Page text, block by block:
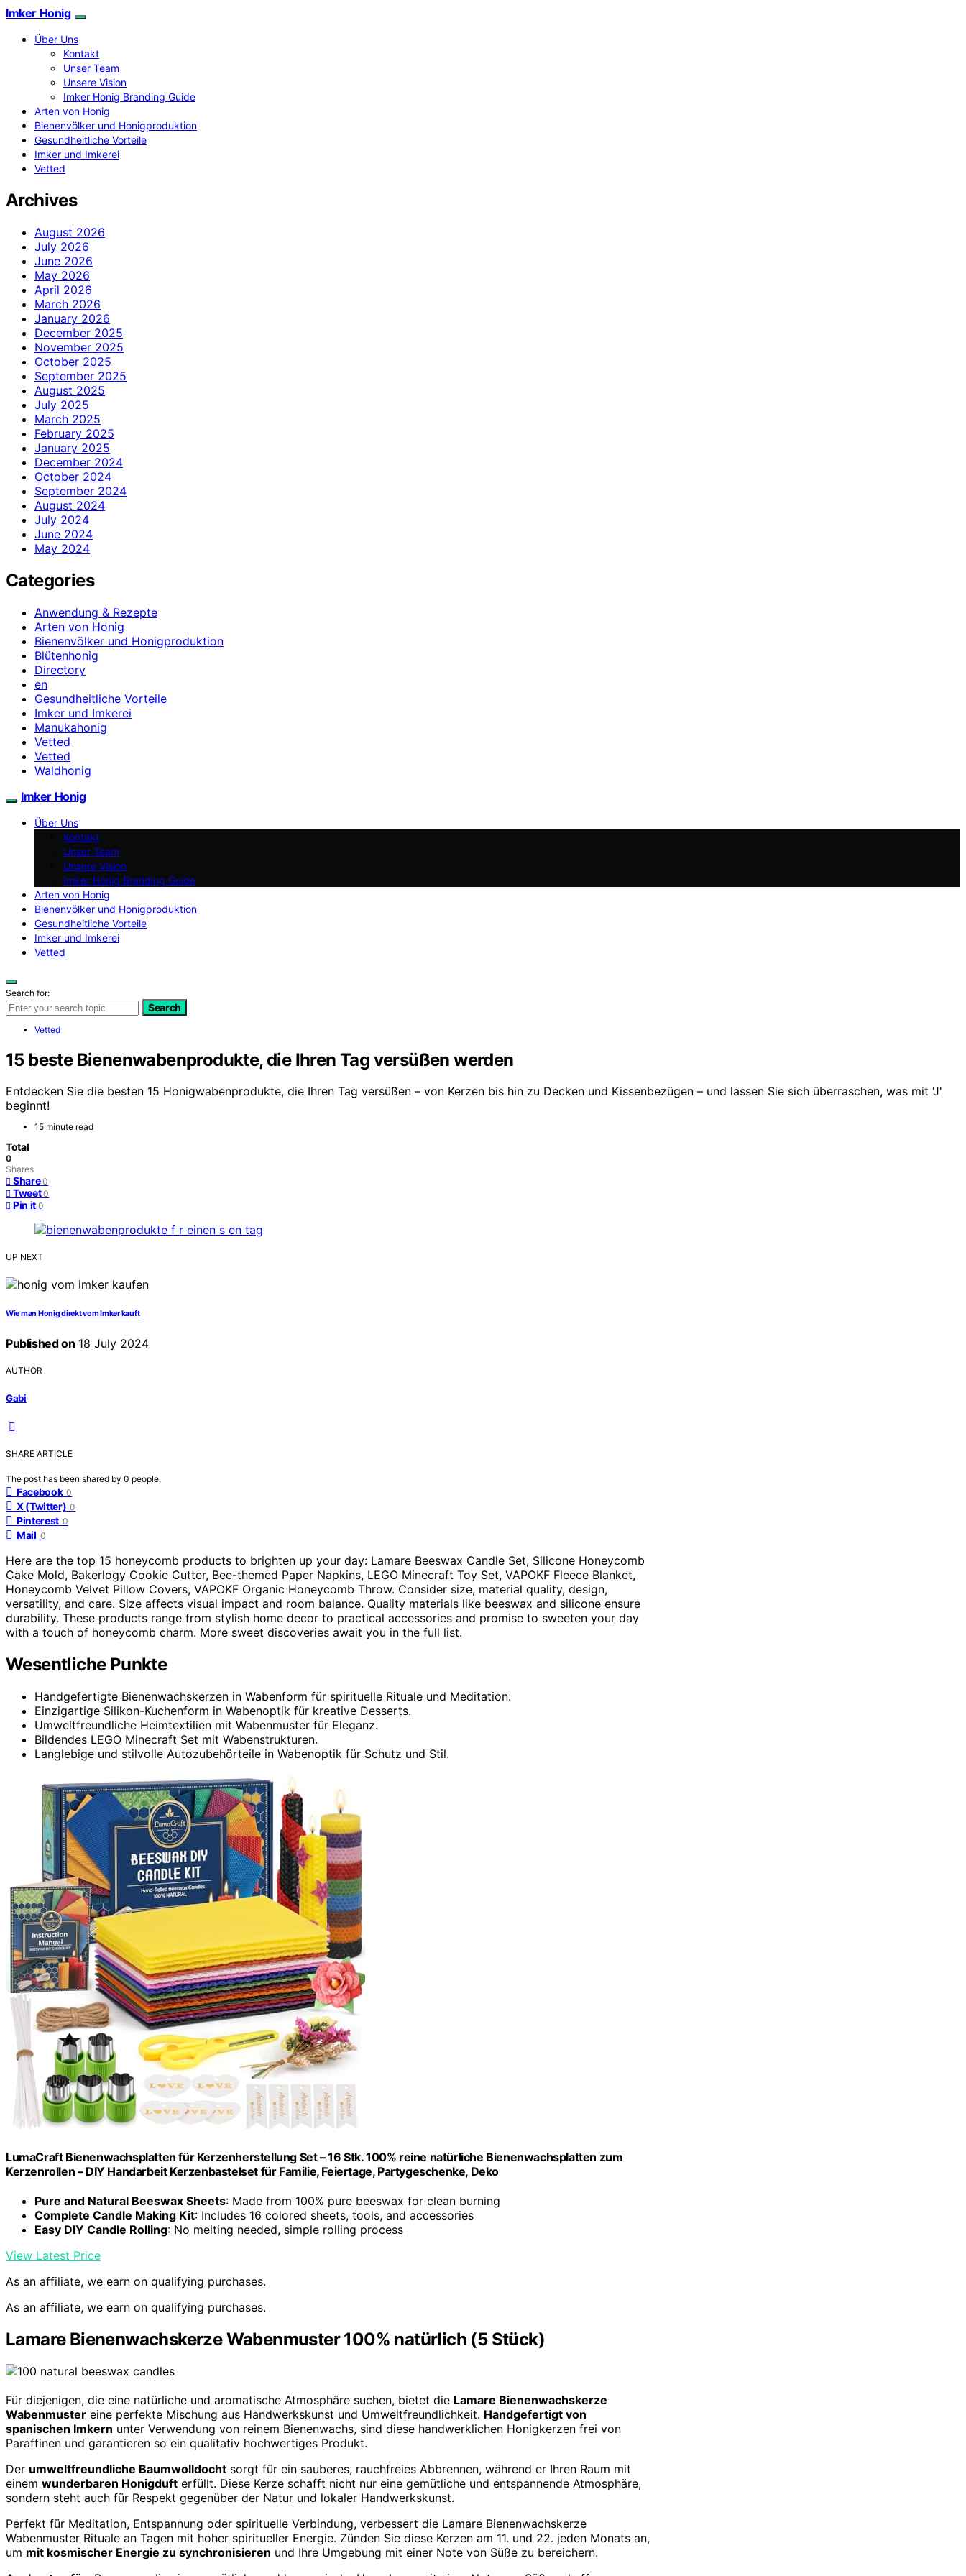
Imker Honig
Über Uns
Kontakt
Unser Team
Unsere Vision
Imker Honig Branding Guide
Arten von Honig
Bienenvölker und Honigproduktion
Gesundheitliche Vorteile
Imker und Imkerei
Vetted
Archives
August 2026
July 2026
June 2026
May 2026
April 2026
March 2026
January 2026
December 2025
November 2025
October 2025
September 2025
August 2025
July 2025
March 2025
February 2025
January 2025
December 2024
October 2024
September 2024
August 2024
July 2024
June 2024
May 2024
Categories
Anwendung & Rezepte
Arten von Honig
Bienenvölker und Honigproduktion
Blütenhonig
Directory
en
Gesundheitliche Vorteile
Imker und Imkerei
Manukahonig
Vetted
Vetted
Waldhonig
Imker Honig
Über Uns
Kontakt
Unser Team
Unsere Vision
Imker Honig Branding Guide
Arten von Honig
Bienenvölker und Honigproduktion
Gesundheitliche Vorteile
Imker und Imkerei
Vetted
Search for:
Search
Vetted
15 beste Bienenwabenprodukte, die Ihren Tag versüßen werden
Entdecken Sie die besten 15 Honigwabenprodukte, die Ihren Tag versüßen – von Kerzen bis hin zu Decken und Kissenbezügen – und lassen Sie sich überraschen, was mit 'J'
beginnt!
15 minute read
Total
0
Shares
Share 0
Tweet 0
Pin it 0
UP NEXT
Wie man Honig direkt vom Imker kauft
Published on 18 July 2024
AUTHOR
Gabi
SHARE ARTICLE
The post has been shared by 0 people.
Facebook 0
X (Twitter) 0
Pinterest 0
Mail 0
Here are the top 15 honeycomb products to brighten up your day: Lamare Beeswax Candle Set, Silicone Honeycomb
Cake Mold, Bakerlogy Cookie Cutter, Bee-themed Paper Napkins, LEGO Minecraft Toy Set, VAPOKF Fleece Blanket,
Honeycomb Velvet Pillow Covers, VAPOKF Organic Honeycomb Throw. Consider size, material quality, design,
versatility, and care. Size affects visual impact and room balance. Quality materials like beeswax and silicone ensure
durability. These products range from stylish home decor to practical accessories and promise to sweeten your day
with a touch of honeycomb charm. More sweet discoveries await you in the full list.
Wesentliche Punkte
Handgefertigte Bienenwachskerzen in Wabenform für spirituelle Rituale und Meditation.
Einzigartige Silikon-Kuchenform in Wabenoptik für kreative Desserts.
Umweltfreundliche Heimtextilien mit Wabenmuster für Eleganz.
Bildendes LEGO Minecraft Set mit Wabenstrukturen.
Langlebige und stilvolle Autozubehörteile in Wabenoptik für Schutz und Stil.
LumaCraft Bienenwachsplatten für Kerzenherstellung Set – 16 Stk. 100% reine natürliche Bienenwachsplatten zum
Kerzenrollen – DIY Handarbeit Kerzenbastelset für Familie, Feiertage, Partygeschenke, Deko
Pure and Natural Beeswax Sheets: Made from 100% pure beeswax for clean burning
Complete Candle Making Kit: Includes 16 colored sheets, tools, and accessories
Easy DIY Candle Rolling: No melting needed, simple rolling process
View Latest Price
As an affiliate, we earn on qualifying purchases.
As an affiliate, we earn on qualifying purchases.
Lamare Bienenwachskerze Wabenmuster 100% natürlich (5 Stück)
Für diejenigen, die eine natürliche und aromatische Atmosphäre suchen, bietet die Lamare Bienenwachskerze
Wabenmuster eine perfekte Mischung aus Handwerkskunst und Umweltfreundlichkeit. Handgefertigt von
spanischen Imkern unter Verwendung von reinem Bienenwachs, sind diese handwerklichen Honigkerzen frei von
Paraffinen und garantieren so ein qualitativ hochwertiges Produkt.
Der umweltfreundliche Baumwolldocht sorgt für ein sauberes, rauchfreies Abbrennen, während er Ihren Raum mit
einem wunderbaren Honigduft erfüllt. Diese Kerze schafft nicht nur eine gemütliche und entspannende Atmosphäre,
sondern steht auch für Respekt gegenüber der Natur und lokaler Handwerkskunst.
Perfekt für Meditation, Entspannung oder spirituelle Verbindung, verbessert die Lamare Bienenwachskerze
Wabenmuster Rituale an Tagen mit hoher spiritueller Energie. Zünden Sie diese Kerzen am 11. und 22. jeden Monats an,
um mit kosmischer Energie zu synchronisieren und Ihre Umgebung mit einer Note von Süße zu bereichern.